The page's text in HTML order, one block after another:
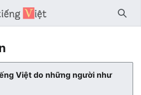
Tìm
Việt do những người như